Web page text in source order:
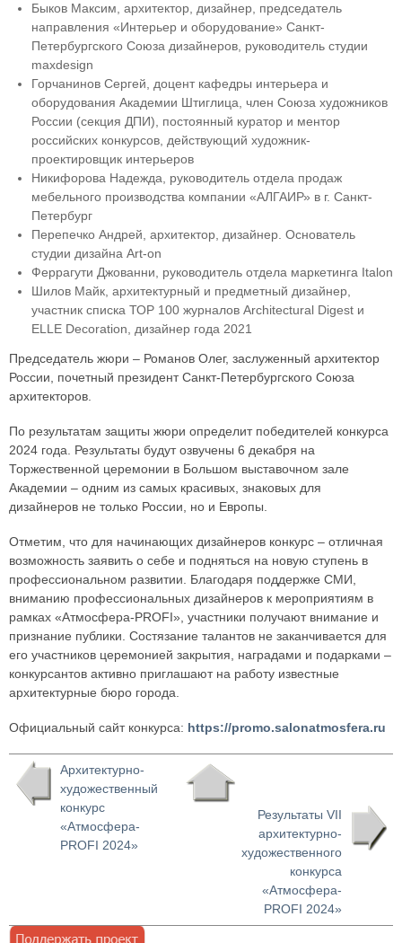
Быков Максим, архитектор, дизайнер, председатель
направления «Интерьер и оборудование» Санкт-
Петербургского Союза дизайнеров, руководитель студии
maxdesign
Горчанинов Сергей, доцент кафедры интерьера и
оборудования Академии Штиглица, член Союза художников
России (секция ДПИ), постоянный куратор и ментор
российских конкурсов, действующий художник-
проектировщик интерьеров
Никифорова Надежда, руководитель отдела продаж
мебельного производства компании «АЛГАИР» в г. Санкт-
Петербург
Перепечко Андрей, архитектор, дизайнер. Основатель
студии дизайна Art-on
Феррагути Джованни, руководитель отдела маркетинга Italon
Шилов Майк, архитектурный и предметный дизайнер,
участник списка ТОР 100 журналов Architectural Digest и
ELLE Decoration, дизайнер года 2021
Председатель жюри – Романов Олег, заслуженный архитектор
России, почетный президент Санкт-Петербургского Союза
архитекторов.
По результатам защиты жюри определит победителей конкурса
2024 года. Результаты будут озвучены 6 декабря на
Торжественной церемонии в Большом выставочном зале
Академии – одним из самых красивых, знаковых для
дизайнеров не только России, но и Европы.
Отметим, что для начинающих дизайнеров конкурс – отличная
возможность заявить о себе и подняться на новую ступень в
профессиональном развитии. Благодаря поддержке СМИ,
вниманию профессиональных дизайнеров к мероприятиям в
рамках «Атмосфера-PROFI», участники получают внимание и
признание публики. Состязание талантов не заканчивается для
его участников церемонией закрытия, наградами и подарками –
конкурсантов активно приглашают на работу известные
архитектурные бюро города.
Официальный сайт конкурса: https://promo.salonatmosfera.ru
Архитектурно-
художественный
конкурс
«Атмосфера-
PROFI 2024»
Результаты VII
архитектурно-
художественного
конкурса
«Атмосфера-
PROFI 2024»